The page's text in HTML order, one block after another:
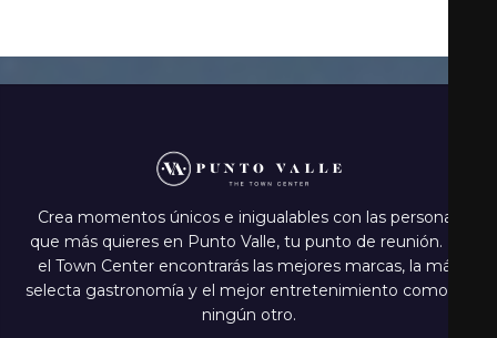
Crea momentos únicos e inigualables con las personas
que más quieres en Punto Valle, tu punto de reunión. En
el Town Center encontrarás las mejores marcas, la más
selecta gastronomía y el mejor entretenimiento como en
ningún otro.